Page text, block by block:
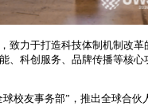
致力于打造科技体制机制改
、科创服务、品牌传播等核
校友事务部”，推出全球合